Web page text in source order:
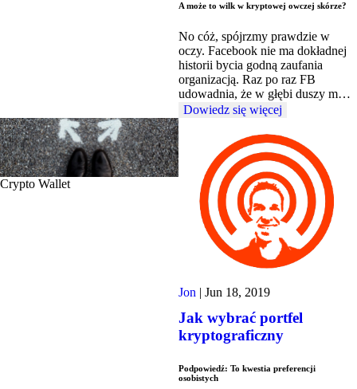
A może to wilk w kryptowej owczej skórze?
No cóż, spójrzmy prawdzie w
oczy. Facebook nie ma dokładnej
historii bycia godną zaufania
organizacją. Raz po raz FB
udowadnia, że ​​w głębi duszy m…
Dowiedz się więcej
Crypto Wallet
Jon | Jun 18, 2019
Jak wybrać portfel
kryptograficzny
Podpowiedź: To kwestia preferencji
osobistych